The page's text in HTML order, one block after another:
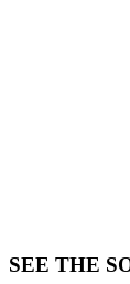
SEE THE